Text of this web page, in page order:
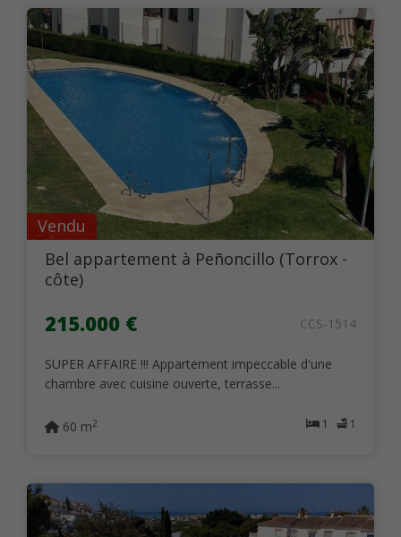
Vendu
Bel appartement à Peñoncillo (Torrox -
côte)
215.000 € CCS-1514
SUPER AFFAIRE !!! Appartement impeccable d'une
chambre avec cuisine ouverte, terrasse...
1 1
60 m2